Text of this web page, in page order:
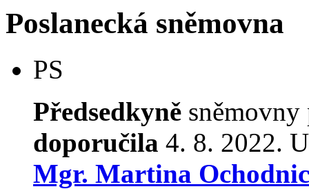
Poslanecká sněmovna
PS
Předsedkyně sněmovny
doporučila 4. 8. 2022.
Mgr. Martina